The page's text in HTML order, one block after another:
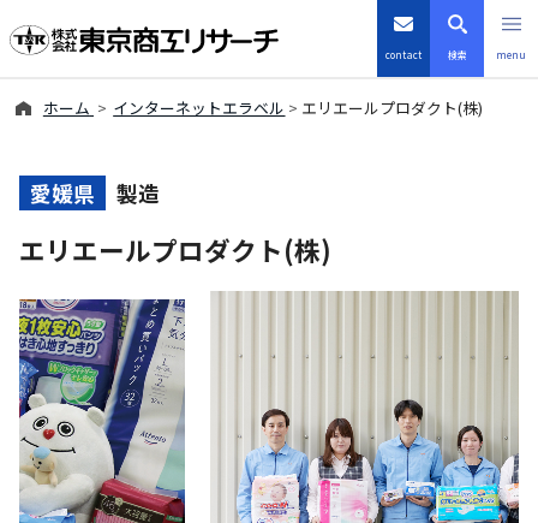
contact 検索 menu
TSR-PLUS
優良企業サイト
会社案内
商品・サービス
導入事例
ホーム インターネットエラベル エリエールプロダクト(株)
愛媛県 製造
エリエールプロダクト(株)